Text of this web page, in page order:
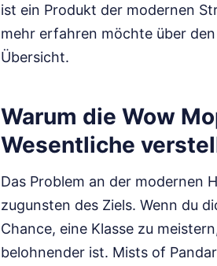
ist ein Produkt der modernen
mehr erfahren möchte über
Übersicht.
Warum die Wow
Wesentliche
Das Problem an der modernen
zugunsten des Ziels. Wenn du
Chance, eine Klasse zu
belohnender ist. Mists of